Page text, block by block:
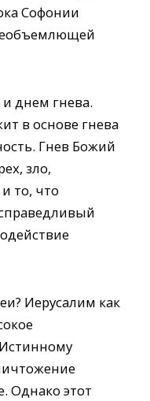
Софонии
днем гнева.
в основе гнева
Гнев Божий
зло,
то, что
Иерусалим как
Однако этот